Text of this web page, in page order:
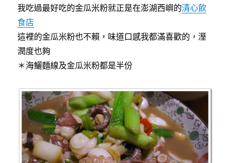
我吃過最好吃的金瓜米粉就正是在澎湖西嶼的清心飲
食店
這裡的金瓜米粉也不賴，味道口感我都滿喜歡的，溼
潤度也夠
＊海鱺麵線及金瓜米粉都是半份